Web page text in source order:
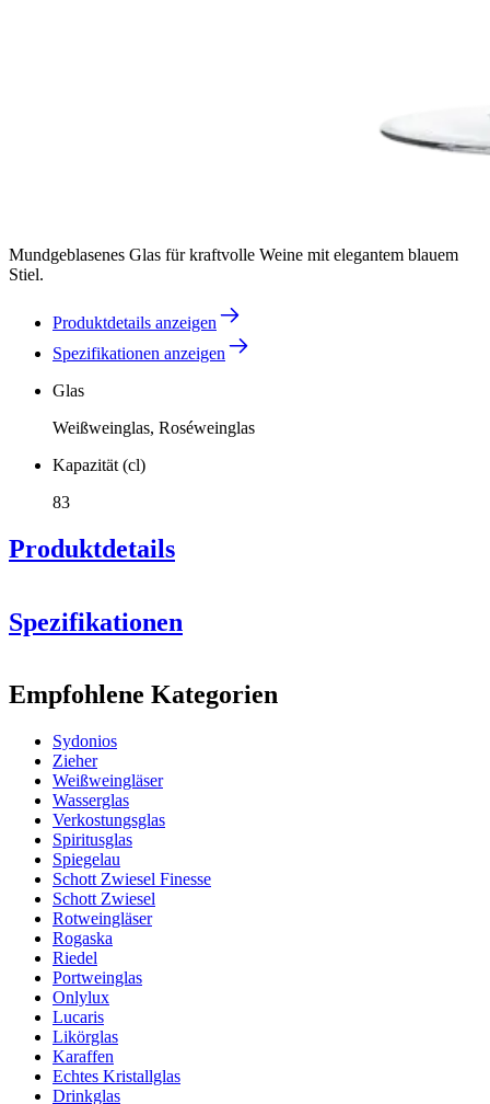
Mundgeblasenes Glas für kraftvolle Weine mit elegantem blauem
Stiel.
Produktdetails anzeigen
Spezifikationen anzeigen
Glas
Weißweinglas, Roséweinglas
Kapazität (cl)
83
Produktdetails
Spezifikationen
ProduktnummerCOL022BLUE
Allgemein
HerstellerSydonios
Abmessungen (BxHxT cm)
Gewicht (kg)
Höhe (cm)25
Breite (cm)11
Tiefe (cm)12.8
GlasWeißweinglas, Roséweinglas
Kapazität (cl)
Durchmesser (cm)
Sonstige
Empfohlene Kategorien
Sydonios
Zieher
Weißweingläser
Wasserglas
Verkostungsglas
Spiritusglas
Spiegelau
Schott Zwiesel Finesse
Schott Zwiesel
Rotweingläser
Rogaska
Riedel
Portweinglas
Onlylux
Lucaris
Likörglas
Karaffen
Echtes Kristallglas
Drinkglas